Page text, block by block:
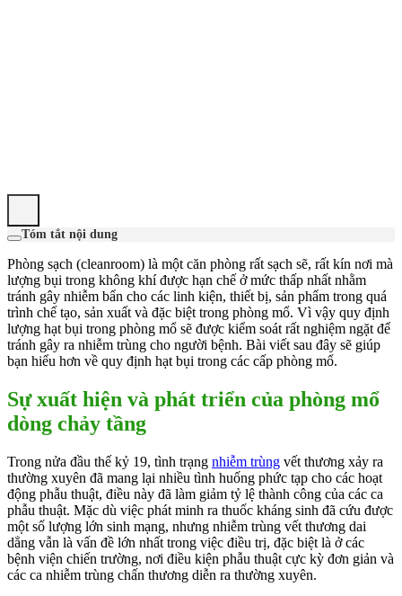
Tóm tắt nội dung
Phòng sạch (cleanroom) là một căn phòng rất sạch sẽ, rất kín nơi mà
lượng bụi trong không khí được hạn chế ở mức thấp nhất nhằm
tránh gây nhiễm bẩn cho các linh kiện, thiết bị, sản phẩm trong quá
trình chế tạo, sản xuất và đặc biệt trong phòng mổ. Vì vậy quy định
lượng hạt bụi trong phòng mổ sẽ được kiểm soát rất nghiệm ngặt để
tránh gây ra nhiễm trùng cho người bệnh. Bài viết sau đây sẽ giúp
bạn hiểu hơn về quy định hạt bụi trong các cấp phòng mổ.
Sự xuất hiện và phát triển của phòng mổ
dòng chảy tầng
Trong nửa đầu thế kỷ 19, tình trạng nhiễm trùng vết thương xảy ra
thường xuyên đã mang lại nhiều tình huống phức tạp cho các hoạt
động phẫu thuật, điều này đã làm giảm tỷ lệ thành công của các ca
phẫu thuật. Mặc dù việc phát minh ra thuốc kháng sinh đã cứu được
một số lượng lớn sinh mạng, nhưng nhiễm trùng vết thương dai
dẳng vẫn là vấn đề lớn nhất trong việc điều trị, đặc biệt là ở các
bệnh viện chiến trường, nơi điều kiện phẫu thuật cực kỳ đơn giản và
các ca nhiễm trùng chấn thương diễn ra thường xuyên.